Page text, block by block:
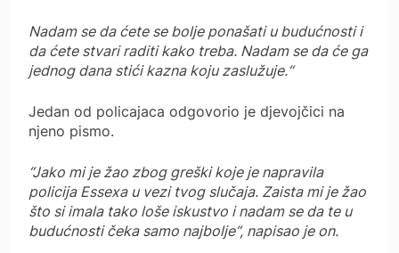
Nadam se da ćete se bolje ponašati u budućnosti i
da ćete stvari raditi kako treba. Nadam se da će ga
jednog dana stići kazna koju zaslužuje.“
Jedan od policajaca odgovorio je djevojčici na
njeno pismo.
“Jako mi je žao zbog greški koje je napravila
policija Essexa u vezi tvog slučaja. Zaista mi je žao
što si imala tako loše iskustvo i nadam se da te u
budućnosti čeka samo najbolje“, napisao je on.